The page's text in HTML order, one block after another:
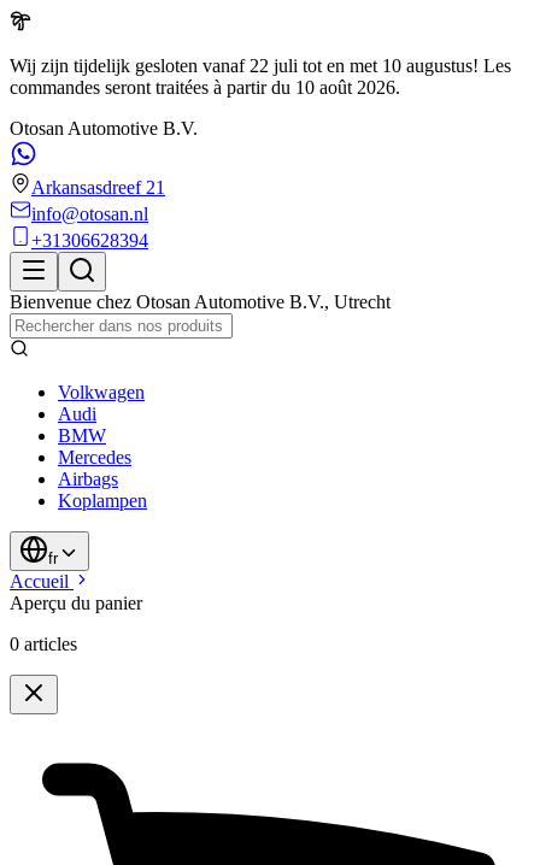
Wij zijn tijdelijk gesloten vanaf 22 juli tot en met 10 augustus! Les
commandes seront traitées à partir du 10 août 2026.
Otosan Automotive B.V.
Arkansasdreef 21
info@otosan.nl
+31306628394
Bienvenue chez Otosan Automotive B.V., Utrecht
Volkwagen
Audi
BMW
Mercedes
Airbags
Koplampen
fr
Accueil
Aperçu du panier
0 articles